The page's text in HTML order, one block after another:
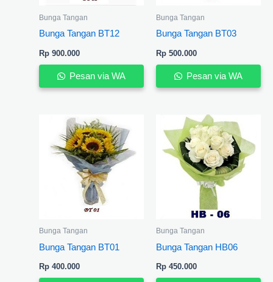
Bunga Tangan
Bunga Tangan BT12
Rp900.000
Pesan via WA
Bunga Tangan
Bunga Tangan BT03
Rp500.000
Pesan via WA
Bunga Tangan
Bunga Tangan BT01
Rp400.000
Bunga Tangan
Bunga Tangan HB06
Rp450.000